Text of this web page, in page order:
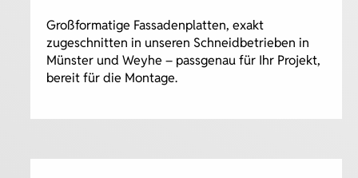
Großformatige Fassadenplatten, exakt
zugeschnitten in unseren Schneidbetrieben in
Münster und Weyhe – passgenau für Ihr Projekt,
bereit für die Montage.